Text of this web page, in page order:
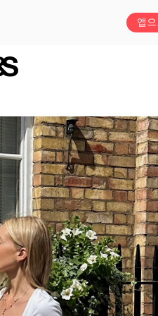
앱